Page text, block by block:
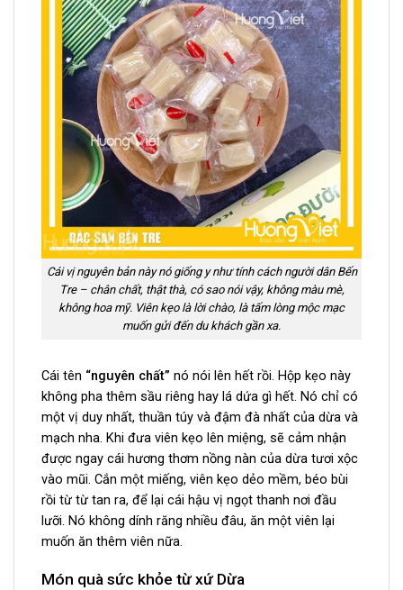
Cái vị nguyên bản này nó giống y như tính cách người dân Bến
Tre – chân chất, thật thà, có sao nói vậy, không màu mè,
không hoa mỹ. Viên kẹo là lời chào, là tấm lòng mộc mạc
muốn gửi đến du khách gần xa.
Cái tên “nguyên chất” nó nói lên hết rồi. Hộp kẹo này
không pha thêm sầu riêng hay lá dứa gì hết. Nó chỉ có
một vị duy nhất, thuần túy và đậm đà nhất của dừa và
mạch nha. Khi đưa viên kẹo lên miệng, sẽ cảm nhận
được ngay cái hương thơm nồng nàn của dừa tươi xộc
vào mũi. Cắn một miếng, viên kẹo dẻo mềm, béo bùi
rồi từ từ tan ra, để lại cái hậu vị ngọt thanh nơi đầu
lưỡi. Nó không dính răng nhiều đâu, ăn một viên lại
muốn ăn thêm viên nữa.
Món quà sức khỏe từ xứ Dừa